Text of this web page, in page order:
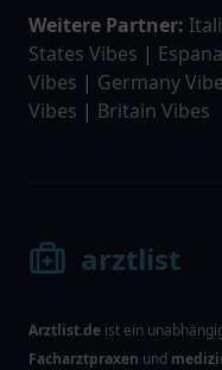
Weitere Partner:
States Vibes |
Vibes | Germany
Vibes | Britain Vibes
arztlist
Arztlist.de ist ein
Facharztpraxen und